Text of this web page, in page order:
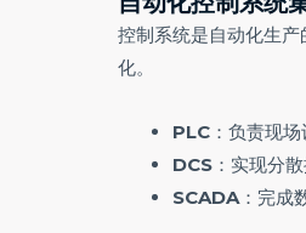
控制系统是自动化生
化。
PLC ：负责现
DCS ：实现分
SCADA：完成